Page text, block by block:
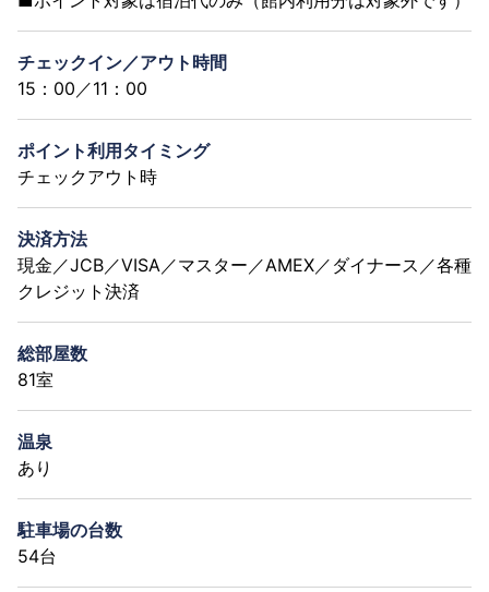
チェックイン／アウト時間
15：00／11：00
ポイント利用タイミング
チェックアウト時
決済方法
現金／JCB／VISA／マスター／AMEX／ダイナース／各種
クレジット決済
総部屋数
81室
温泉
あり
駐車場の台数
54台